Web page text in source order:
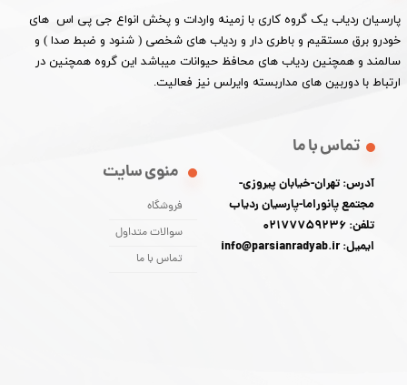
پارسیان ردیاب یک گروه کاری با زمینه واردات و پخش انواع جی پی اس های
خودرو برق مستقیم و باطری دار و ردیاب های شخصی ( شنود و ضبط صدا ) و
سالمند و همچنین ردیاب های محافظ حیوانات میباشد این گروه همچنین در
ارتباط با دوربین های مداربسته وایرلس نیز فعالیت.​​​​​​​
منوی سایت
فروشگاه
سوالات متداول
تماس با ما
تماس با ما
آدرس: تهران-خیابان پیروزی-
مجتمع پانوراما-پارسیان ردیاب
تلفن: 02177759236
ایمیل: info@parsianradyab.ir